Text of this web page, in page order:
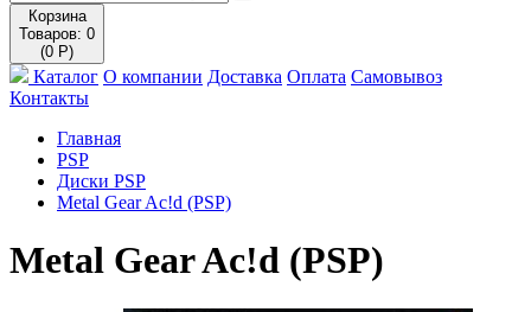
Корзина
Товаров: 0
(0 Р)
Каталог О компании Доставка Оплата Самовывоз
Контакты
Главная
PSP
Диски PSP
Metal Gear Ac!d (PSP)
Metal Gear Ac!d (PSP)